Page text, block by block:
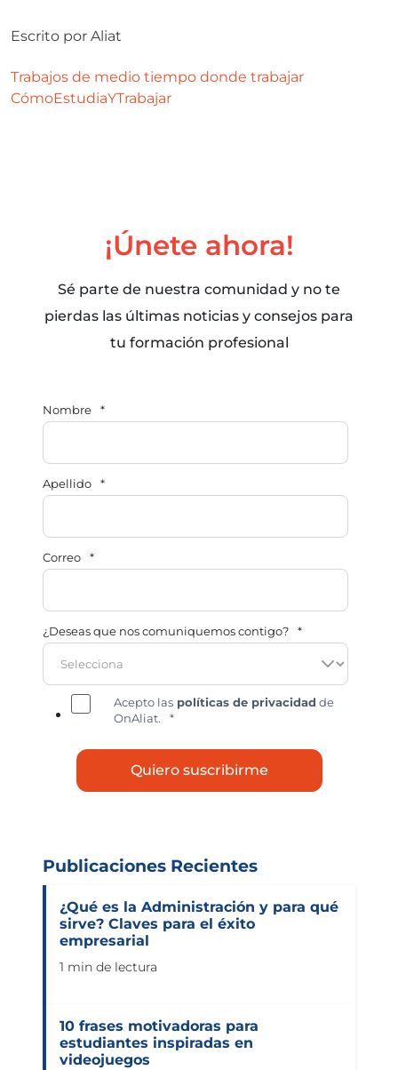
Escrito por Aliat
Trabajos de medio tiempo donde trabajar
CómoEstudiaYTrabajar
¡Únete ahora!
Sé parte de nuestra comunidad y no te
pierdas las últimas noticias y consejos para
tu formación profesional
Nombre *
Apellido *
Correo *
¿Deseas que nos comuniquemos contigo? *
Acepto las políticas de privacidad de
OnAliat.
*
Publicaciones Recientes
¿Qué es la Administración y para qué
sirve? Claves para el éxito
empresarial
1 min de lectura
10 frases motivadoras para
estudiantes inspiradas en
videojuegos